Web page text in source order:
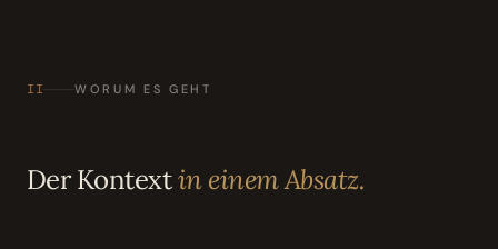
II WORUM ES GEHT
Der Kontextin einem Absatz.